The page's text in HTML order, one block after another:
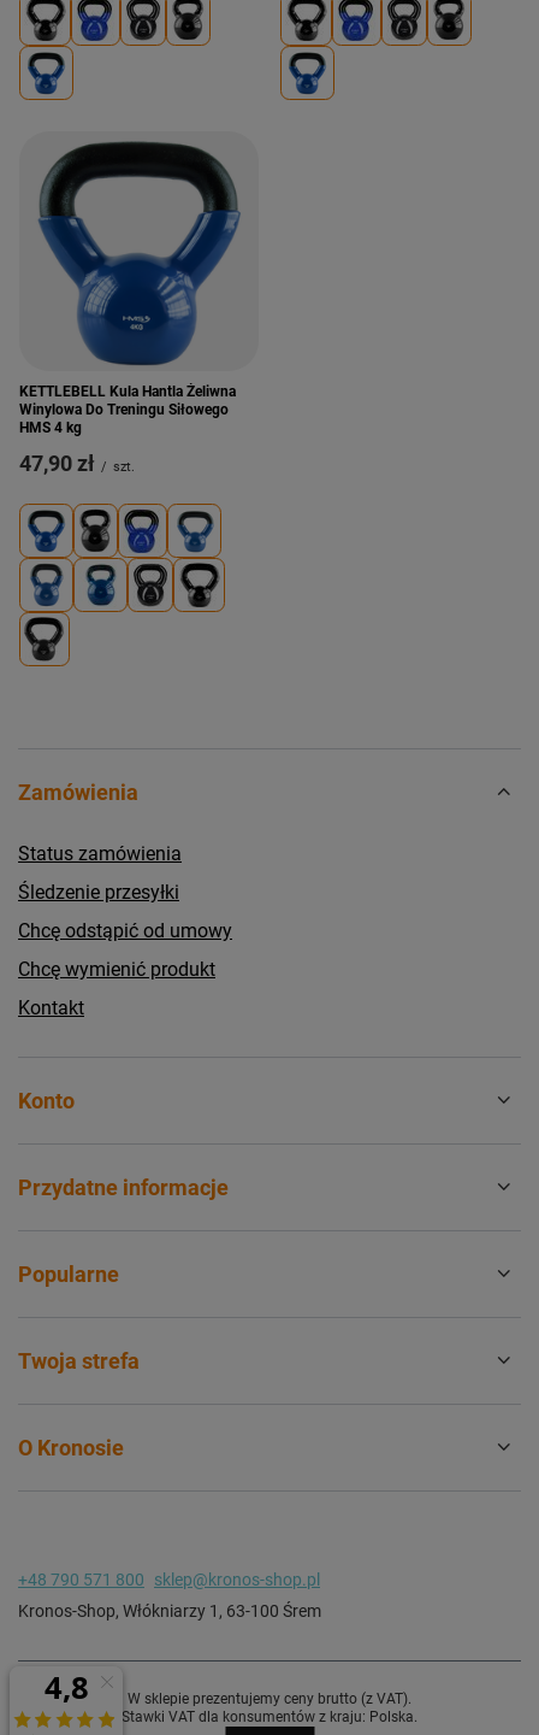
KETTLEBELL Kula Hantla Żeliwna
Winylowa Do Treningu Siłowego
HMS 4 kg
47,90 zł / szt.
Zamówienia
Status zamówienia
Śledzenie przesyłki
Chcę odstąpić od umowy
Chcę wymienić produkt
Kontakt
Konto
Przydatne informacje
Popularne
Twoja strefa
O Kronosie
+48 790 571 800
sklep@kronos-shop.pl
Kronos-Shop, Włókniarzy 1 , 63-100 Śrem
W sklepie prezentujemy ceny brutto (z VAT).
Stawki VAT dla konsumentów z kraju: Polska.